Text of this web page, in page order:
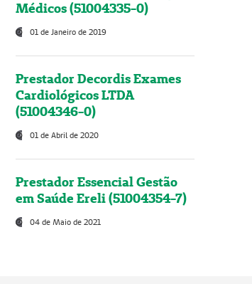
Médicos (51004335-0)
01 de Janeiro de 2019
Prestador Decordis Exames
Cardiológicos LTDA
(51004346-0)
01 de Abril de 2020
Prestador Essencial Gestão
em Saúde Ereli (51004354-7)
04 de Maio de 2021